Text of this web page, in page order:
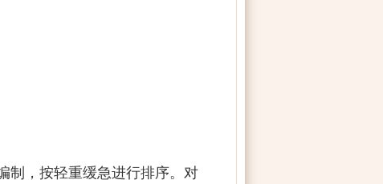
制，按轻重缓急进行排序。对